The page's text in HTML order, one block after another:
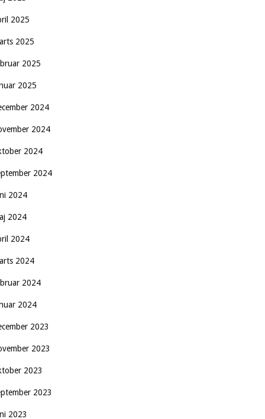
2025
2025
2025
2025
2024
2024
2024
2024
2024
2024
2024
2024
2024
2024
2023
2023
2023
2023
2023